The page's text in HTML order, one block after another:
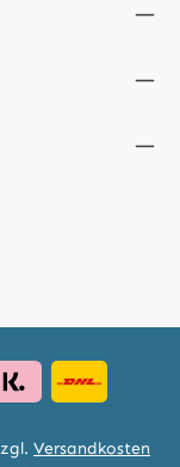
Versandkosten